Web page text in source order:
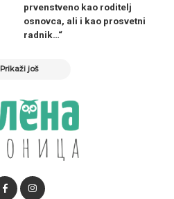
prvenstveno kao roditelj
osnovca, ali i kao prosvetni
radnik…“
Prikaži još